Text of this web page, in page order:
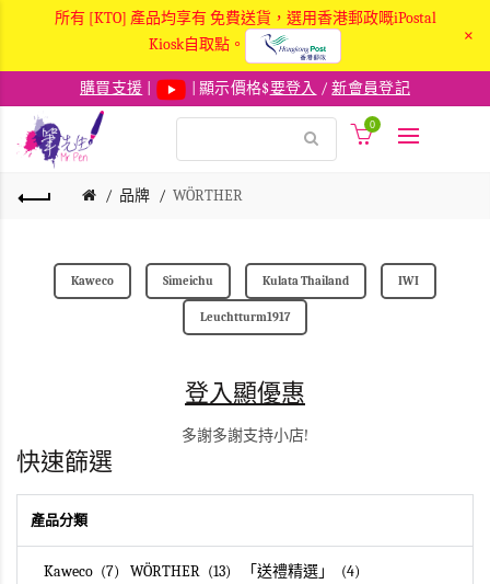
所有 [KTO] 產品均享有 免費送貨，選用香港郵政嘅iPostal
Kiosk自取點。
×
購買支援 | 顯示價格$要登入 /新會員登記
0
品牌 WÖRTHER
Kaweco Simeichu Kulata Thailand IWI
Leuchtturm1917
登入顯優惠
多謝多謝支持小店!
快速篩選
產品分類
Kaweco 7 WÖRTHER 13 「送禮精選」
4